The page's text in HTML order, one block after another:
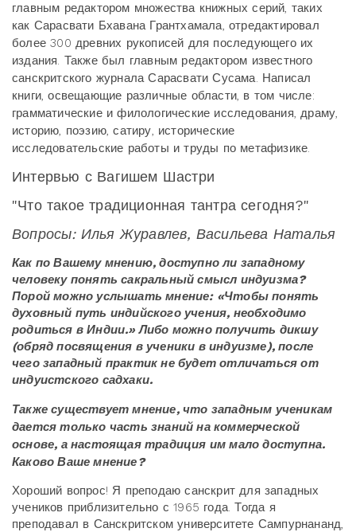
главным редактором множества книжных серий, таких
как Сарасвати Бхавана Грантхамала, отредактировал
более 300 древних рукописей для последующего их
издания. Также был главным редактором известного
санскритского журнала Сарасвати Сусама. Написал
книги, освещающие различные области, в том числе:
грамматические и филологические исследования, драму,
историю, поэзию, сатиру, исторические
исследовательские работы и труды по метафизике.
Интервью с Вагишем Шастри
"Что такое традиционная тантра сегодня?"
Вопросы: Илья Журавлев, Васильева Наталья
Как по Вашему мнению, доступно ли западному
человеку понять сакральный смысл индуизма?
Порой можно услышать мнение: «Чтобы понять
духовный путь индийского учения, необходимо
родиться в Индии.» Либо можно получить дикшу
(обряд посвящения в ученики в индуизме), после
чего западный практик не будет отличаться от
индуистского садхаки.
Также существует мнение, что западным ученикам
дается только часть знаний на коммерческой
основе, а настоящая традиция им мало доступна.
Каково Ваше мнение?
Хороший вопрос! Я преподаю санскрит для западных
учеников приблизительно с 1965 года. Тогда я
преподавал в Санскритском университете Сампурнананд,